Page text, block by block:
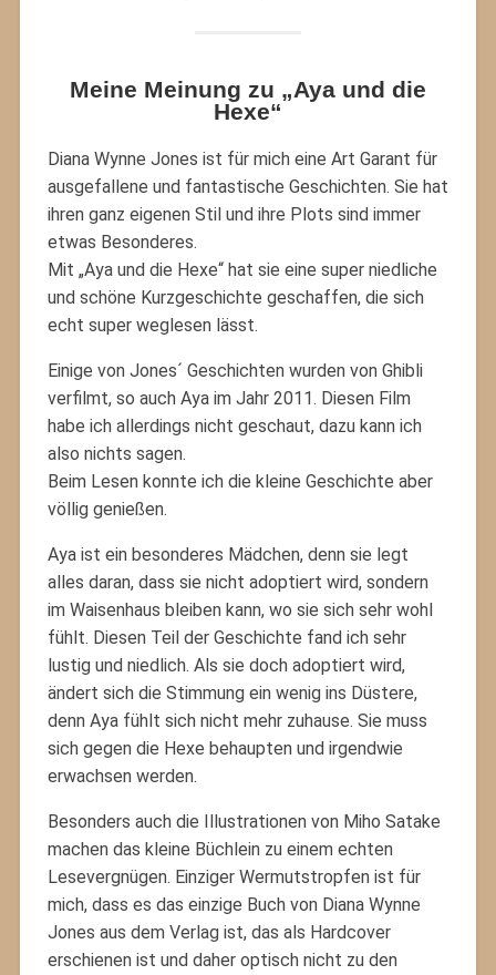
Meine Meinung zu „Aya und die
Hexe“
Diana Wynne Jones ist für mich eine Art Garant für
ausgefallene und fantastische Geschichten. Sie hat
ihren ganz eigenen Stil und ihre Plots sind immer
etwas Besonderes.
Mit „Aya und die Hexe“ hat sie eine super niedliche
und schöne Kurzgeschichte geschaffen, die sich
echt super weglesen lässt.
Einige von Jones´ Geschichten wurden von Ghibli
verfilmt, so auch Aya im Jahr 2011. Diesen Film
habe ich allerdings nicht geschaut, dazu kann ich
also nichts sagen.
Beim Lesen konnte ich die kleine Geschichte aber
völlig genießen.
Aya ist ein besonderes Mädchen, denn sie legt
alles daran, dass sie nicht adoptiert wird, sondern
im Waisenhaus bleiben kann, wo sie sich sehr wohl
fühlt. Diesen Teil der Geschichte fand ich sehr
lustig und niedlich. Als sie doch adoptiert wird,
ändert sich die Stimmung ein wenig ins Düstere,
denn Aya fühlt sich nicht mehr zuhause. Sie muss
sich gegen die Hexe behaupten und irgendwie
erwachsen werden.
Besonders auch die Illustrationen von Miho Satake
machen das kleine Büchlein zu einem echten
Lesevergnügen. Einziger Wermutstropfen ist für
mich, dass es das einzige Buch von Diana Wynne
Jones aus dem Verlag ist, das als Hardcover
erschienen ist und daher optisch nicht zu den